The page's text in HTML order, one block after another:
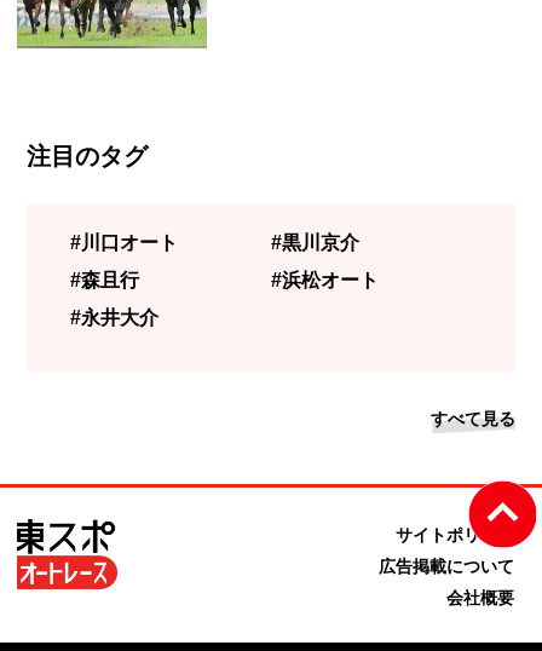
注目のタグ
#川口オート
#黒川京介
#森且行
#浜松オート
#永井大介
すべて見る
サイトポリシー
広告掲載について
会社概要